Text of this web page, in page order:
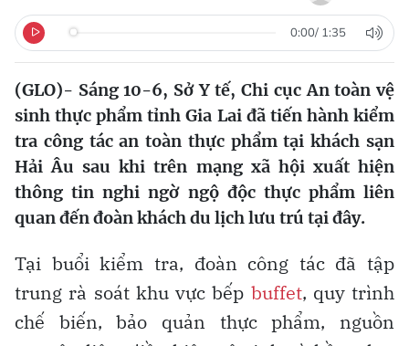
0:00/ 1:35
(GLO)- Sáng 10-6, Sở Y tế, Chi cục An toàn vệ
sinh thực phẩm tỉnh Gia Lai đã tiến hành kiểm
tra công tác an toàn thực phẩm tại khách sạn
Hải Âu sau khi trên mạng xã hội xuất hiện
thông tin nghi ngờ ngộ độc thực phẩm liên
quan đến đoàn khách du lịch lưu trú tại đây.
Tại buổi kiểm tra, đoàn công tác đã tập
trung rà soát khu vực bếp buffet, quy trình
chế biến, bảo quản thực phẩm, nguồn